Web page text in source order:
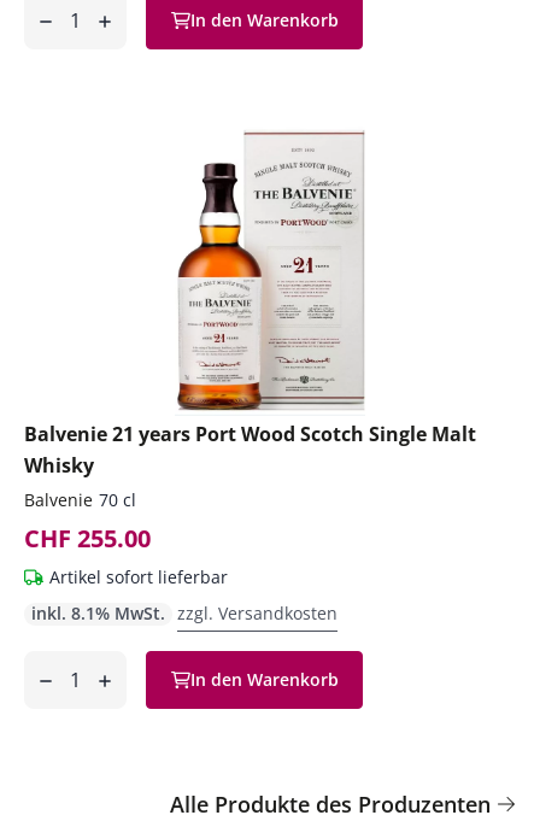
In den Warenkorb
Balvenie 21 years Port Wood Scotch Single Malt
Whisky
Balvenie 70 cl
CHF 255.00
Artikel sofort lieferbar
inkl. 8.1% MwSt. zzgl. Versandkosten
In den Warenkorb
Alle Produkte des Produzenten